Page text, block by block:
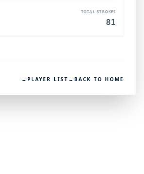
TOTAL STROKES
81
← PLAYER LIST ← BACK TO HOME